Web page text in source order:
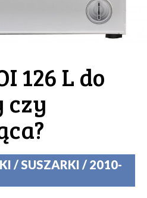
126 L do
czy
/ SUSZARKI / 2010-